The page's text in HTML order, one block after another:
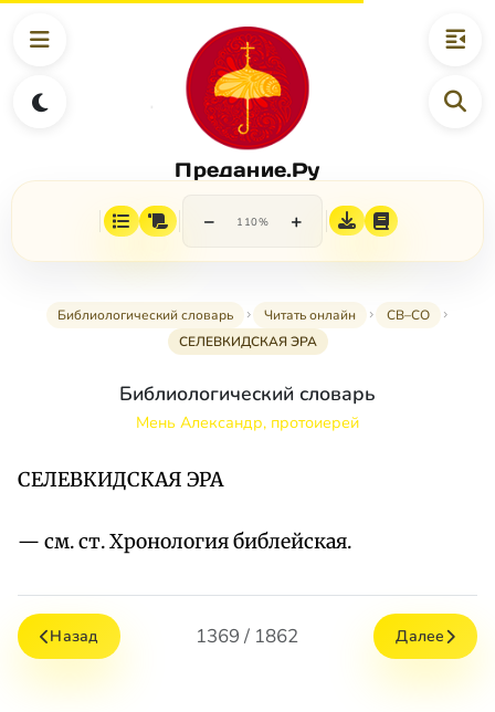
Предание.Ру
− 110% +
Библиологический словарь Читать онлайн
СВ–СО
СЕЛЕВКИДСКАЯ ЭРА
Библиологический словарь
Мень Александр, протоиерей
СЕЛЕВКИДСКАЯ ЭРА
— см. ст. Хронология библейская.
Назад 1369 / 1862 Далее